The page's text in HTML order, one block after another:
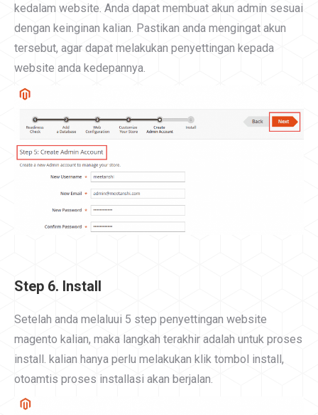
kedalam website. Anda dapat membuat akun admin sesuai
dengan keinginan kalian. Pastikan anda mengingat akun
tersebut, agar dapat melakukan penyettingan kepada
website anda kedepannya.
Step 6. Install
Setelah anda melaluui 5 step penyettingan website
magento kalian, maka langkah terakhir adalah untuk proses
install. kalian hanya perlu melakukan klik tombol install,
otoamtis proses installasi akan berjalan.